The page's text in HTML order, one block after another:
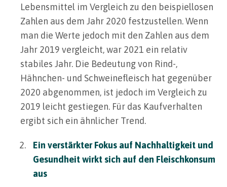
Lebensmittel im Vergleich zu den beispiellosen
Zahlen aus dem Jahr 2020 festzustellen. Wenn
man die Werte jedoch mit den Zahlen aus dem
Jahr 2019 vergleicht, war 2021 ein relativ
stabiles Jahr. Die Bedeutung von Rind-,
Hähnchen- und Schweinefleisch hat gegenüber
2020 abgenommen, ist jedoch im Vergleich zu
2019 leicht gestiegen. Für das Kaufverhalten
ergibt sich ein ähnlicher Trend.
Ein verstärkter Fokus auf Nachhaltigkeit und
Gesundheit wirkt sich auf den Fleischkonsum
aus